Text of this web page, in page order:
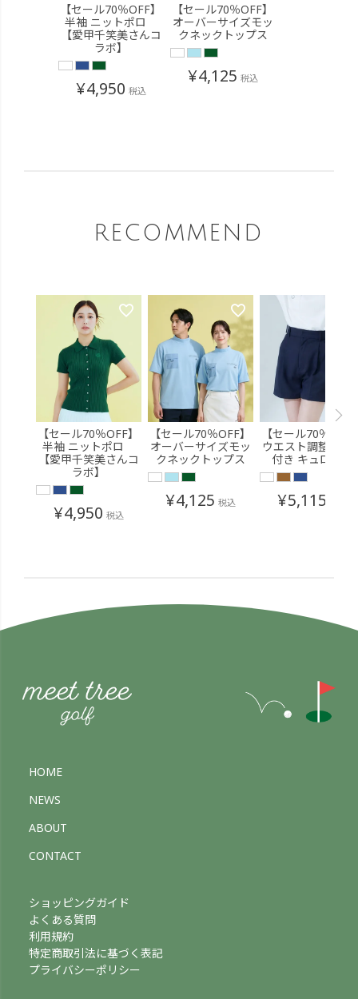
【セール70％OFF】
半袖 ニットポロ
【愛甲千笑美さんコ
ラボ】
¥4,950 税込
【セール70％OFF】
オーバーサイズモッ
クネックトップス
¥4,125 税込
RECOMMEND
【セール70％OFF】
半袖 ニットポロ
【愛甲千笑美さんコ
ラボ】
¥4,950 税込
【セール70％OFF】
オーバーサイズモッ
クネックトップス
¥4,125 税込
【セール70％OFF
ウエスト調整ベル
付き キュロット
¥5,115
HOME
NEWS
ABOUT
CONTACT
ショッピングガイド
よくある質問
利用規約
特定商取引法に基づく表記
プライバシーポリシー